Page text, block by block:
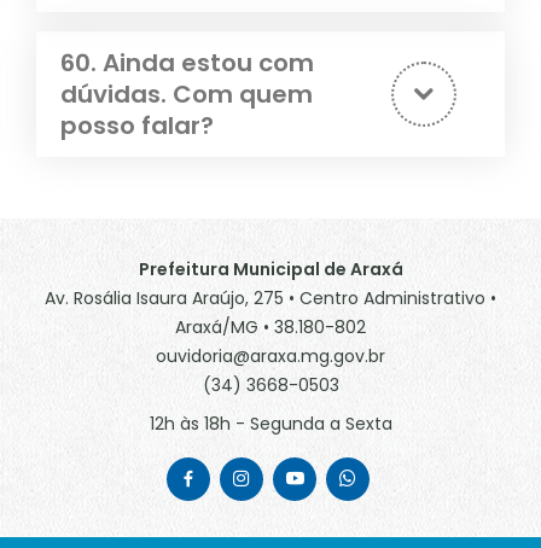
60. Ainda estou com
dúvidas. Com quem
posso falar?
Prefeitura Municipal de Araxá
Av. Rosália Isaura Araújo, 275 • Centro Administrativo •
Araxá/MG • 38.180-802
ouvidoria@araxa.mg.gov.br
(34) 3668-0503
12h às 18h - Segunda a Sexta